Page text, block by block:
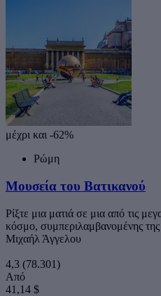
μέχρι και -62%
Ρώμη
Μουσεία του Βατικανού
Ρίξτε μια ματιά σε μια από τις
κόσμο, συμπεριλαμβανομένης
Μιχαήλ Άγγελου
4,3 (78.301)
Από
41,14 $